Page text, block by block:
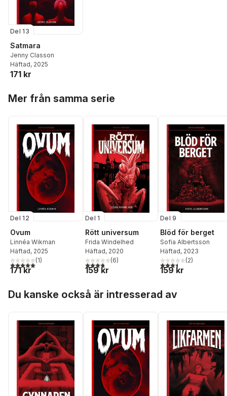
Del 13
Satmara
Jenny Classon
Häftad, 2025
171 kr
Mer från samma serie
Del 12
Ovum
Linnéa Wikman
Häftad, 2025
5,0utav 5 stjärnor. Totalt antal röster:
(1)
171 kr
Del 1
Rött universum
Frida Windelhed
Häftad, 2020
3,8utav 5 stjärnor. Totalt antal röster:
(6)
159 kr
Del 9
Blöd för berget
Sofia Albertsson
Häftad, 2023
3,5utav 5 stjärnor.
(2)
159 kr
Du kanske också är intresserad av